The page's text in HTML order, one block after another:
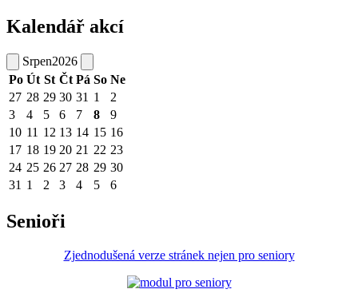
Kalendář akcí
Srpen2026
Po Út St Čt Pá So Ne
27 28 29 30 31 1
2
3
4 5 6 7 8
9
10 11 12 13 14 15 16
17 18 19 20 21 22 23
24 25 26 27 28 29 30
31 1 2 3 4 5 6
Senioři
Zjednodušená verze stránek nejen pro seniory